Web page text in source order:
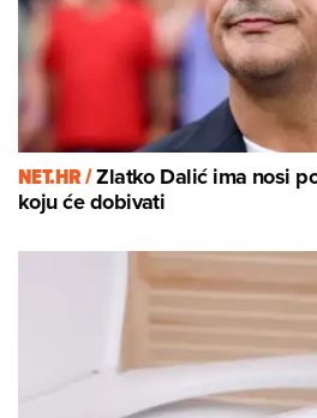
NET.HR /Zlatko Dalić ima nosi
koju će dobivati